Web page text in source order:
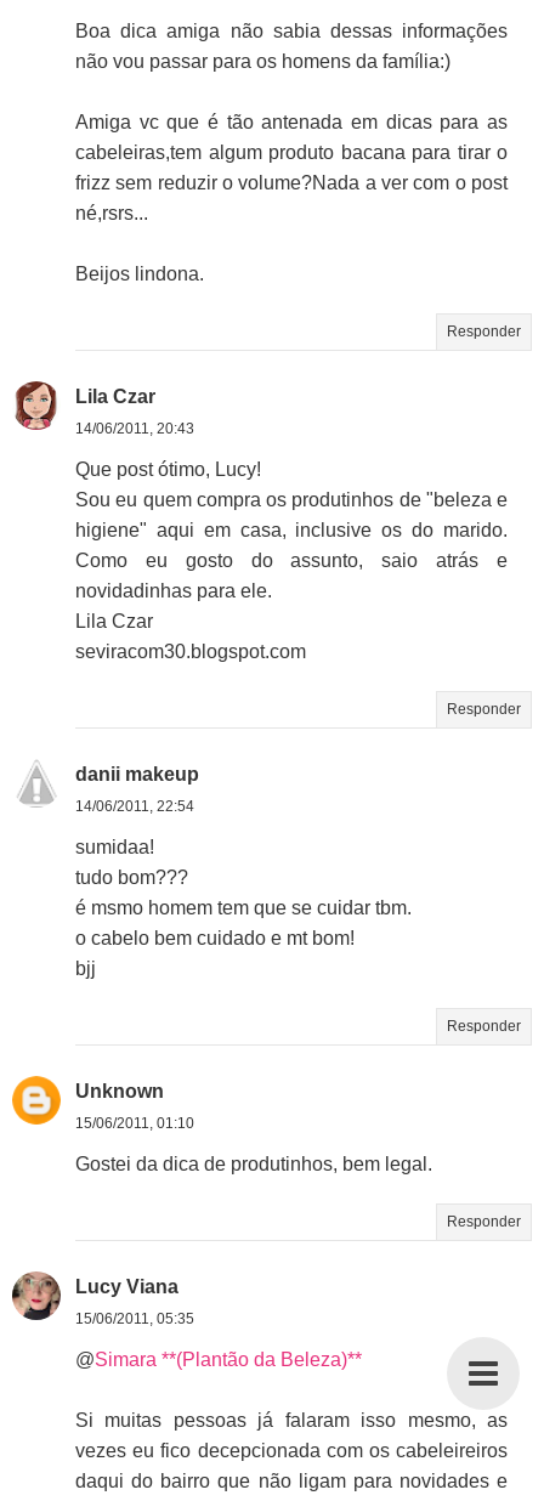
Boa dica amiga não sabia dessas informações
não vou passar para os homens da família:)
Amiga vc que é tão antenada em dicas para as
cabeleiras,tem algum produto bacana para tirar o
frizz sem reduzir o volume?Nada a ver com o post
né,rsrs...
Beijos lindona.
Responder
Lila Czar
14/06/2011, 20:43
Que post ótimo, Lucy!
Sou eu quem compra os produtinhos de "beleza e
higiene" aqui em casa, inclusive os do marido.
Como eu gosto do assunto, saio atrás e
novidadinhas para ele.
Lila Czar
seviracom30.blogspot.com
Responder
danii makeup
14/06/2011, 22:54
sumidaa!
tudo bom???
é msmo homem tem que se cuidar tbm.
o cabelo bem cuidado e mt bom!
bjj
Responder
Unknown
15/06/2011, 01:10
Gostei da dica de produtinhos, bem legal.
Responder
Lucy Viana
15/06/2011, 05:35
@Simara **(Plantão da Beleza)**
Si muitas pessoas já falaram isso mesmo, as
vezes eu fico decepcionada com os cabeleireiros
daqui do bairro que não ligam para novidades e